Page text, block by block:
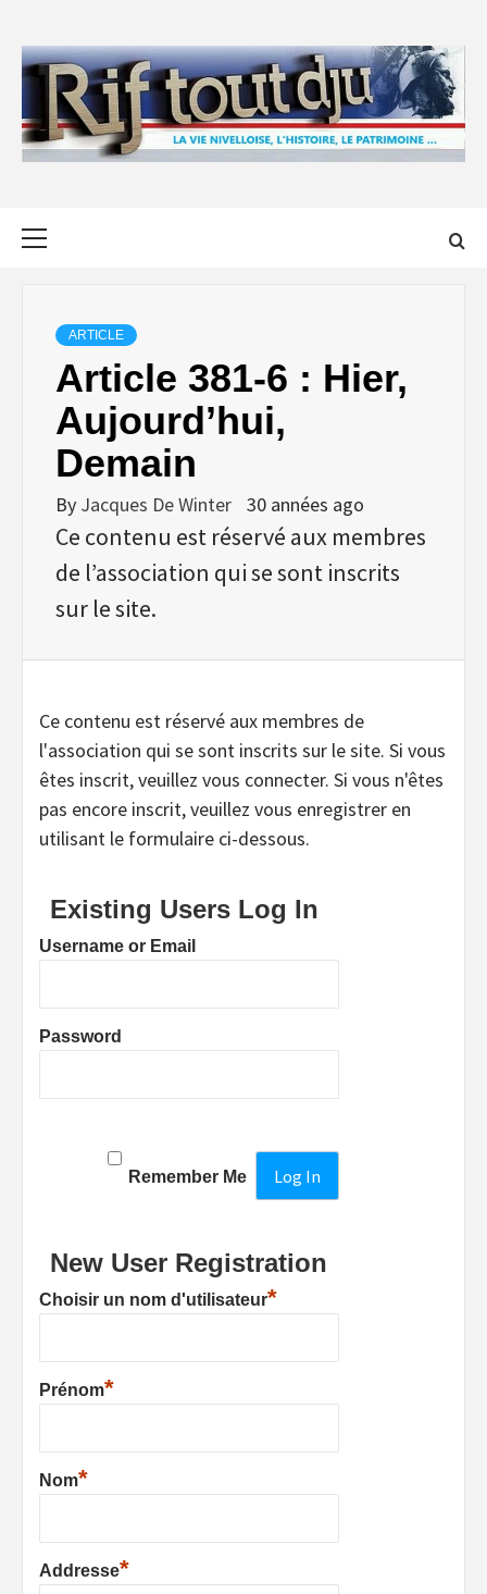
content
ARTICLE
Article 381-6 : Hier,
Aujourd’hui,
Demain
By Jacques De Winter 30 années ago
Ce contenu est réservé aux membres
de l’association qui se sont inscrits
sur le site.
Ce contenu est réservé aux membres de
l'association qui se sont inscrits sur le site. Si vous
êtes inscrit, veuillez vous connecter. Si vous n'êtes
pas encore inscrit, veuillez vous enregistrer en
utilisant le formulaire ci-dessous.
Existing Users Log In
Username or Email
Password
Remember Me
New User Registration
Choisir un nom d'utilisateur*
Prénom*
Nom*
Addresse*